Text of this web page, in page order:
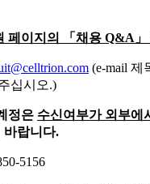
페이지의 「채용 Q&A」
(e-mail 제
십시오.)
정은 수신여부가 외부에
바랍니다.
5156